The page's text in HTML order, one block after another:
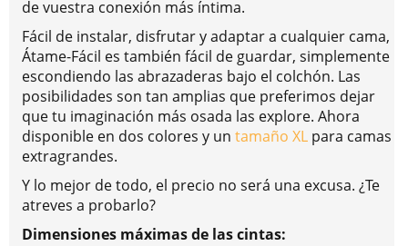
de vuestra conexión más íntima.
Fácil de instalar, disfrutar y adaptar a cualquier cama,
Átame-Fácil es también fácil de guardar, simplemente
escondiendo las abrazaderas bajo el colchón. Las
posibilidades son tan amplias que preferimos dejar
que tu imaginación más osada las explore. Ahora
disponible en dos colores y un tamaño XL para camas
extragrandes.
Y lo mejor de todo, el precio no será una excusa. ¿Te
atreves a probarlo?
Dimensiones máximas de las cintas: